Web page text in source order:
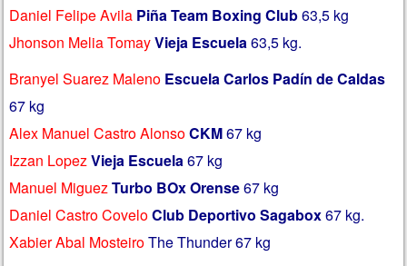
Daniel Felipe Avila Piña Team Boxing Club63,5 kg
Jhonson Melia TomayVieja Escuela63,5 kg.
Branyel Suarez Maleno Escuela Carlos Padín de Caldas
67 kg
Alex Manuel Castro AlonsoCKM67 kg
Izzan LopezVieja Escuela67 kg
Manuel MiguezTurbo BOx Orense67 kg
Daniel Castro CoveloClub Deportivo Sagabox67 kg.
Xabier Abal MosteiroThe Thunder 67 kg